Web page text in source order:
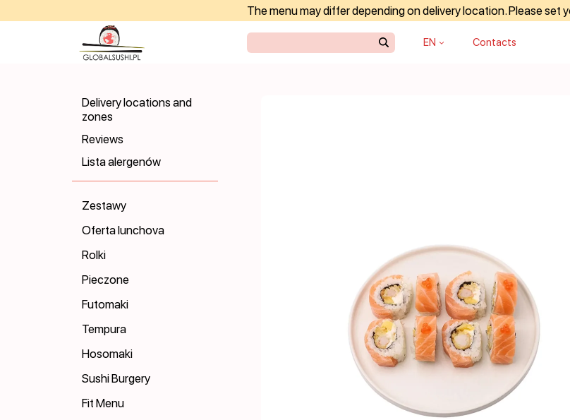
The menu may differ depending on delivery location. Please set
EN Contacts
Delivery locations and
zones
Reviews
Lista alergenów
Zestawy
Oferta lunchova
Rolki
Pieczone
Futomaki
Tempura
Hosomaki
Sushi Burgery
Fit Menu